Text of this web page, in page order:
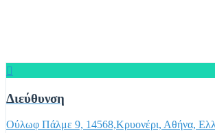
Διεύθυνση
Ούλωφ Πάλμε 9, 14568,Κρυονέρι, Αθήνα,